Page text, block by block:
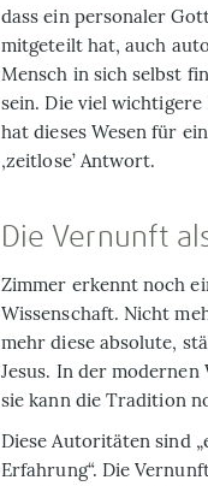
dass ein personaler
mitgeteilt hat, auch
Mensch in sich selbst
sein. Die viel wichtigere
hat dieses Wesen für
‚zeitlose’ Antwort.
Die Vernunft
Zimmer erkennt noch
Wissenschaft. Nicht
mehr diese absolute,
Jesus. In der
siekanndie Tradition
Diese Autoritäten sind
Erfahrung“. Die